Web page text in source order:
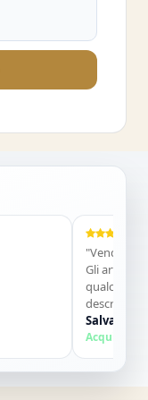
"Venditore molto
Gli articoli sono
qualche giorno e
descrizione. Molto
contatti.
Salvatore Sorbo
Acquisto verificato